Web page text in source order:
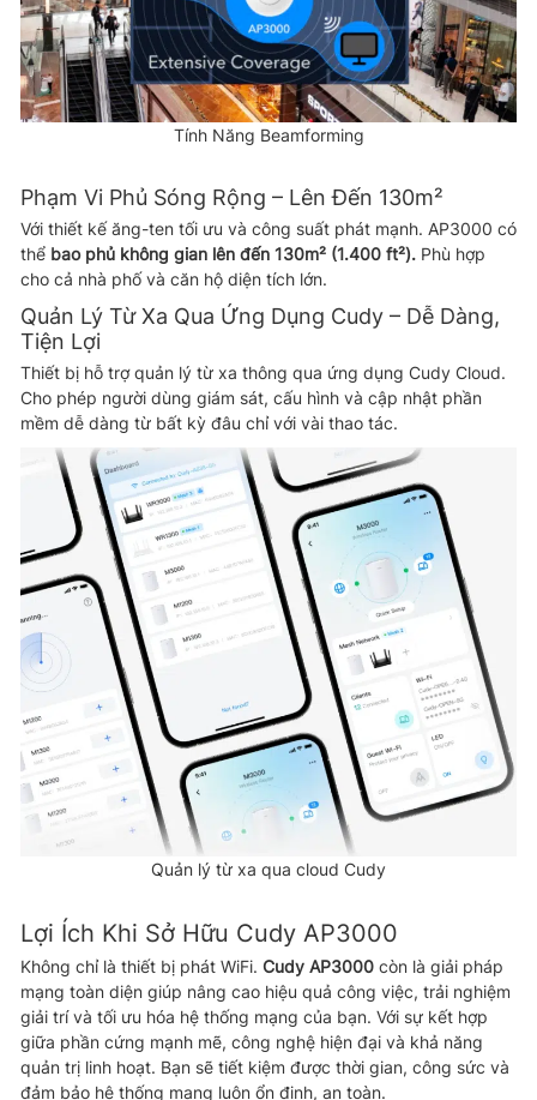
Tính Năng Beamforming
Phạm Vi Phủ Sóng Rộng – Lên Đến 130m²
Với thiết kế ăng-ten tối ưu và công suất phát mạnh. AP3000 có
thể bao phủ không gian lên đến 130m² (1.400 ft²). Phù hợp
cho cả nhà phố và căn hộ diện tích lớn.
Quản Lý Từ Xa Qua Ứng Dụng Cudy – Dễ Dàng,
Tiện Lợi
Thiết bị hỗ trợ quản lý từ xa thông qua ứng dụng Cudy Cloud.
Cho phép người dùng giám sát, cấu hình và cập nhật phần
mềm dễ dàng từ bất kỳ đâu chỉ với vài thao tác.
Quản lý từ xa qua cloud Cudy
Lợi Ích Khi Sở Hữu Cudy AP3000
Không chỉ là thiết bị phát WiFi. Cudy AP3000 còn là giải pháp
mạng toàn diện giúp nâng cao hiệu quả công việc, trải nghiệm
giải trí và tối ưu hóa hệ thống mạng của bạn. Với sự kết hợp
giữa phần cứng mạnh mẽ, công nghệ hiện đại và khả năng
quản trị linh hoạt. Bạn sẽ tiết kiệm được thời gian, công sức và
đảm bảo hệ thống mạng luôn ổn định, an toàn.